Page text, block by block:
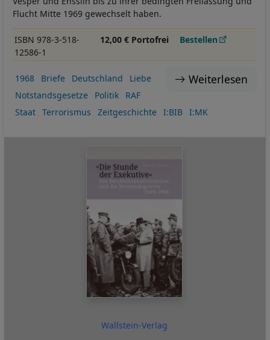
Flucht Mitte 1969 gewechselt haben.
ISBN 978-3-518-
12586-1
12,00 € Portofrei Bestellen
Weiterlesen
1968 Briefe Deutschland
Liebe
Notstandsgesetze
Politik
RAF
Staat
Terrorismus Zeitgeschichte I:BIB I:MK
Wallstein-Verlag